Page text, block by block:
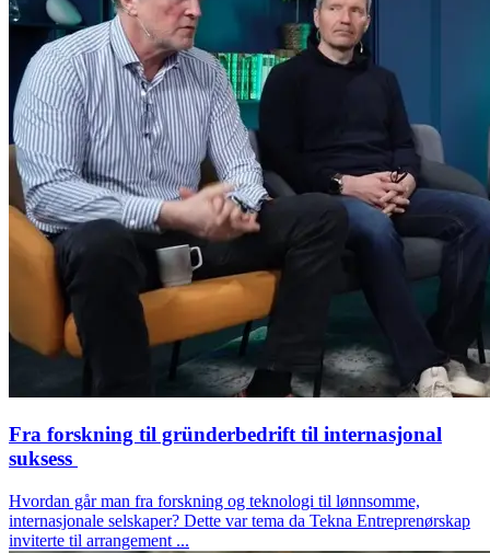
Fra forskning til gründerbedrift til internasjonal
suksess
Hvordan går man fra forskning og teknologi til lønnsomme,
internasjonale selskaper? Dette var tema da Tekna Entreprenørskap
inviterte til arrangement ...